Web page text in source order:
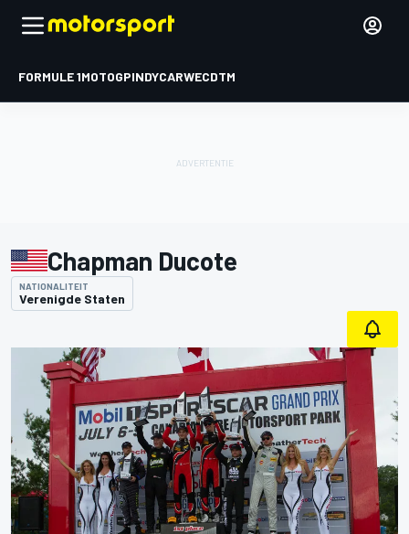
FORMULE 1MOTOGPINDYCARWECDTM
Chapman Ducote
NATIONALITEIT
Verenigde Staten